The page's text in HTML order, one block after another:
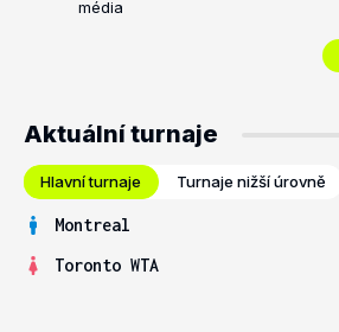
média
Aktuální turnaje
Hlavní turnaje Turnaje nižší úrovně
Montreal
Toronto WTA